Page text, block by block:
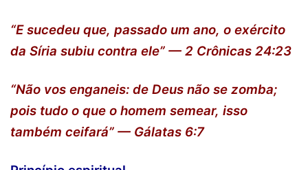
“E sucedeu que, passado um ano, o exército
da Síria subiu contra ele” — 2 Crônicas 24:23
“Não vos enganeis: de Deus não se zomba;
pois tudo o que o homem semear, isso
também ceifará” — Gálatas 6:7